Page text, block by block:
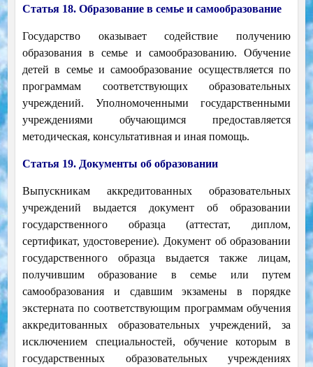
Статья 18. Образование в семье и самообразование
Государство оказывает содействие получению
образования в семье и самообразованию. Обучение
детей в семье и самообразование осуществляется по
программам соответствующих образовательных
учреждений. Уполномоченными государственными
учреждениями обучающимся предоставляется
методическая, консультативная и иная помощь.
Статья 19. Документы об образовании
Выпускникам аккредитованных образовательных
учреждений выдается документ об образовании
государственного образца (аттестат, диплом,
сертификат, удостоверение). Документ об образовании
государственного образца выдается также лицам,
получившим образование в семье или путем
самообразования и сдавшим экзамены в порядке
экстерната по соответствующим программам обучения
аккредитованных образовательных учреждений, за
исключением специальностей, обучение которым в
государственных образовательных учреждениях